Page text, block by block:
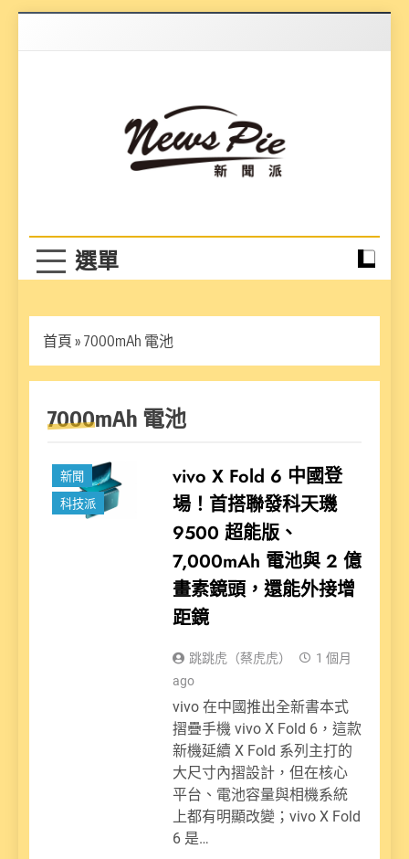
首頁 » 7000mAh 電池
7000mAh 電池
新聞
科技派
vivo X Fold 6 中國登
場！首搭聯發科天璣
9500 超能版、
7,000mAh 電池與 2 億
畫素鏡頭，還能外接增
距鏡
跳跳虎（蔡虎虎）
1 個月
ago
vivo 在中國推出全新書本式
摺疊手機 vivo X Fold 6，這款
新機延續 X Fold 系列主打的
大尺寸內摺設計，但在核心
平台、電池容量與相機系統
上都有明顯改變；vivo X Fold
6 是…